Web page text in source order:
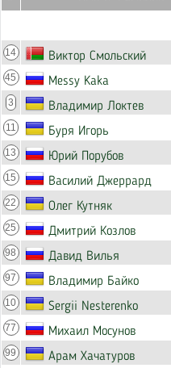
14 Виктор Смольский
45 Messy Kaka
3 Владимир Локтев
11 Буря Игорь
13 Юрий Порубов
15 Василий Джеррард
22 Олег Кутняк
25 Дмитрий Козлов
98 Давид Вилья
97 Владимир Байко
10 Sergii Nesterenko
77 Михаил Мосунов
99 Арам Хачатуров